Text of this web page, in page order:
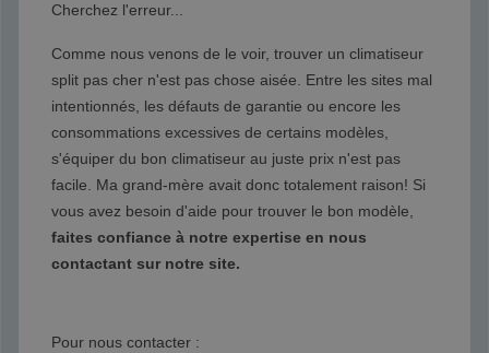
Cherchez l'erreur...
Comme nous venons de le voir, trouver un climatiseur
split pas cher n'est pas chose aisée. Entre les sites mal
intentionnés, les défauts de garantie ou encore les
consommations excessives de certains modèles,
s'équiper du bon climatiseur au juste prix n'est pas
facile. Ma grand-mère avait donc totalement raison! Si
vous avez besoin d'aide pour trouver le bon modèle,
faites confiance à notre expertise en nous
contactant sur notre site.
Pour nous contacter :